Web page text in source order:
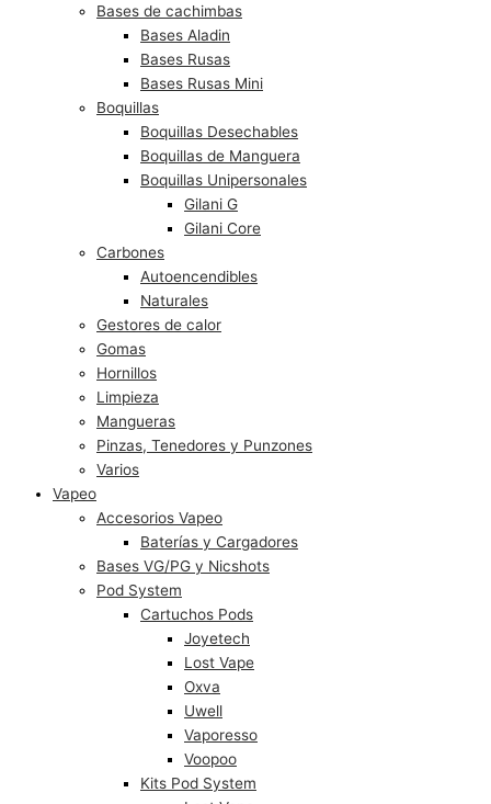
Bases de cachimbas
Bases Aladin
Bases Rusas
Bases Rusas Mini
Boquillas
Boquillas Desechables
Boquillas de Manguera
Boquillas Unipersonales
Gilani G
Gilani Core
Carbones
Autoencendibles
Naturales
Gestores de calor
Gomas
Hornillos
Limpieza
Mangueras
Pinzas, Tenedores y Punzones
Varios
Vapeo
Accesorios Vapeo
Baterías y Cargadores
Bases VG/PG y Nicshots
Pod System
Cartuchos Pods
Joyetech
Lost Vape
Oxva
Uwell
Vaporesso
Voopoo
Kits Pod System